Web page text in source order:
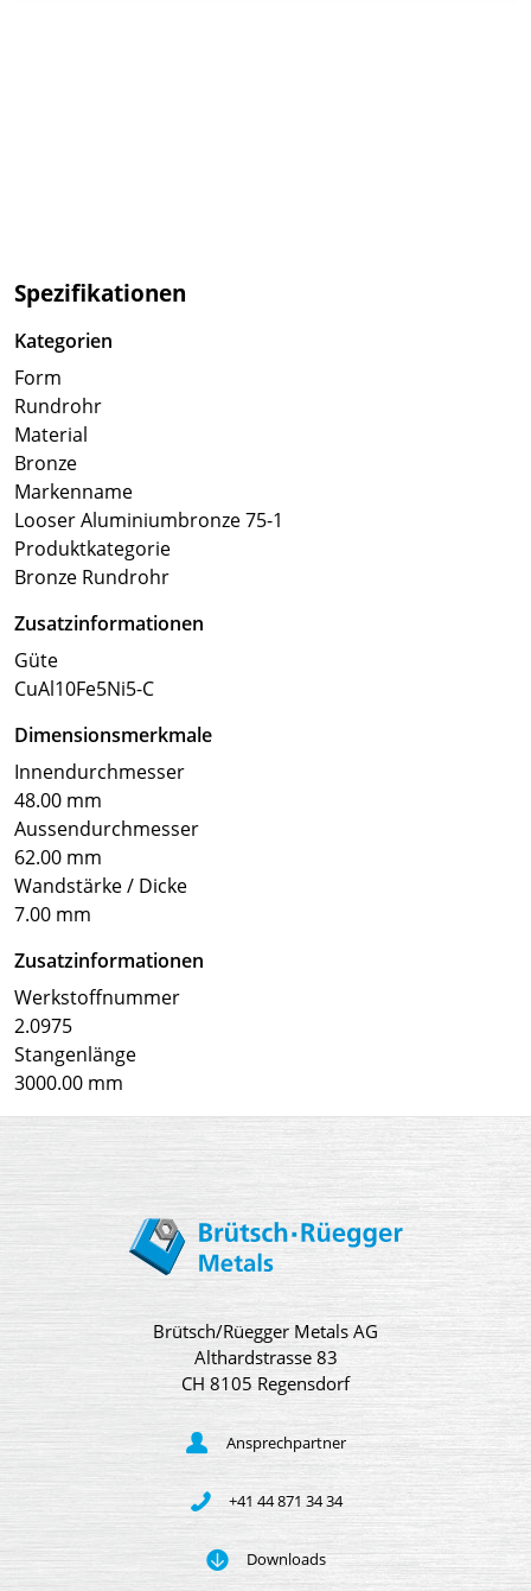
Spezifikationen
Kategorien
Form
Rundrohr
Material
Bronze
Markenname
Looser Aluminiumbronze 75-1
Produktkategorie
Bronze Rundrohr
Zusatzinformationen
Güte
CuAl10Fe5Ni5-C
Dimensionsmerkmale
Innendurchmesser
48.00 mm
Aussendurchmesser
62.00 mm
Wandstärke / Dicke
7.00 mm
Zusatzinformationen
Werkstoffnummer
2.0975
Stangenlänge
3000.00 mm
Brütsch/Rüegger Metals AG
Althardstrasse 83
CH 8105 Regensdorf
Ansprechpartner
+41 44 871 34 34
Downloads